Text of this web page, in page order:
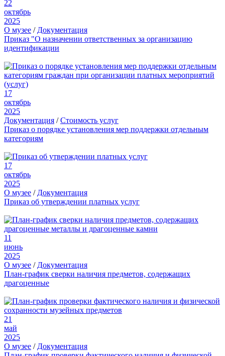
22
октябрь
2025
О музее / Документация
Приказ "О назначении ответственных за организацию
идентификации
17
октябрь
2025
Документация /Стоимость услуг
Приказ о порядке установления мер поддержки отдельным
категориям
17
октябрь
2025
О музее / Документация
Приказ об утверждении платных услуг
11
июнь
2025
О музее / Документация
План-график сверки наличия предметов, содержащих
драгоценные
21
май
2025
О музее / Документация